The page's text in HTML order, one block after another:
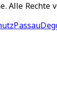
Alle Rechte
Passau